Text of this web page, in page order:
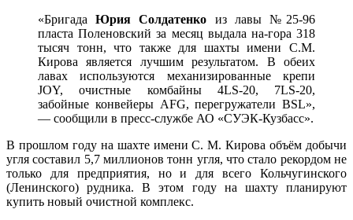
«БригадаЮрия Солдатенко из лавы №25-96
пласта Поленовский за месяц выдала на-гора 318
тысяч тонн, что также для шахты имени С.М.
Кирова является лучшим результатом. В обеих
лавах используются механизированные крепи
JOY, очистные комбайны 4LS-20, 7LS-20,
забойные конвейеры AFG, перегружатели BSL»,
— сообщили в пресс-службе АО «СУЭК-Кузбасс».
В прошлом году на шахте имени С. М. Кирова объём добычи
угля составил 5,7 миллионов тонн угля, что стало рекордом не
только для предприятия, но и для всего Кольчугинского
(Ленинского) рудника. В этом году на шахту планируют
купить новый очистной комплекс.